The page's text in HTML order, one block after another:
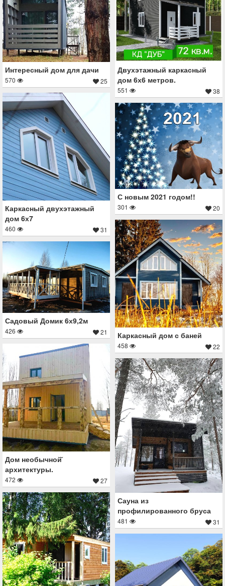
Интересный дом для дачи
570 25
Двухэтажный каркасный
дом 6х6 метров.
551 38
Каркасный двухэтажный
дом 6х7
460 31
С новым 2021 годом!!
301 20
Каркасный дом с баней
458 22
Садовый Домик 6х9,2м
426 21
Дом необычной̆
архитектуры.
472 27
Сауна из
профилированного бруса
481 31